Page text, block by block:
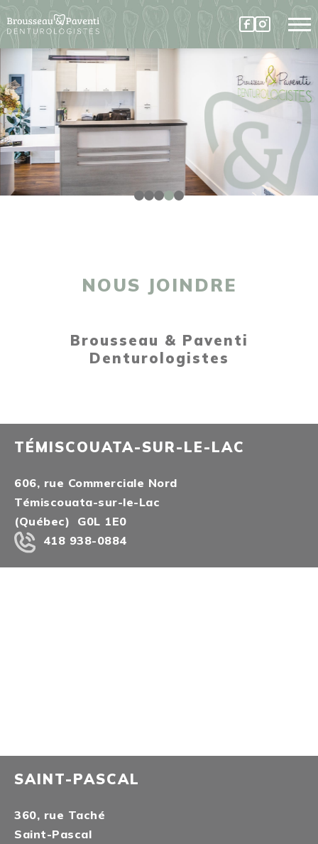
NOUS JOINDRE
Brousseau & Paventi
Denturologistes
TÉMISCOUATA-SUR-LE-LAC
606, rue Commerciale Nord
Témiscouata-sur-le-Lac
(Québec) G0L 1E0
418 938-0884
SAINT-PASCAL
360, rue Taché
Saint-Pascal